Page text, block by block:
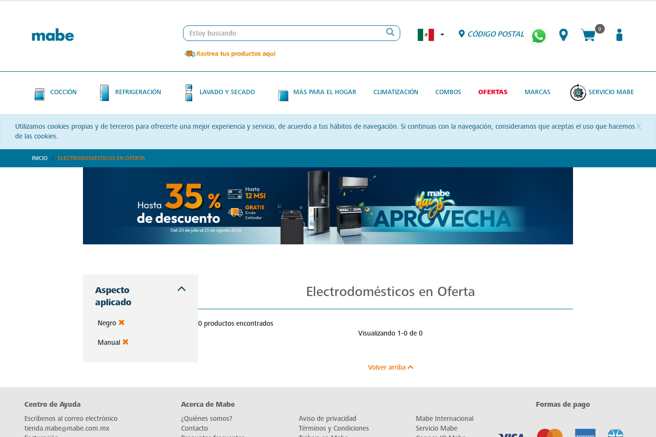
CÓDIGO POSTAL
0
COCCIÓN REFRIGERACIÓN LAVADO Y SECADO MÁS PARA EL HOGAR CLIMATIZACIÓN COMBOS OFERTAS MARCAS SERVICIO MABE
x
Utilizamos cookies propias y de terceros para ofrecerte una mejor experiencia y servicio, de acuerdo a tus hábitos de navegación. Si continuas con la navegación, consideramos que aceptas el uso que hacemos
de las cookies.
INICIO ELECTRODOMÉSTICOS EN OFERTA
Aspecto
aplicado
Negro
Manual
Electrodomésticos en Oferta
0 productos encontrados
Visualizando 1-0 de 0
Volver arriba
Centro de Ayuda
Escríbenos al correo electrónico
tienda.mabe@mabe.com.mx
Acerca de Mabe
¿Quiénes somos?
Contacto
Aviso de privacidad
Términos y Condiciones
Mabe Internacional
Servicio Mabe
Formas de pago